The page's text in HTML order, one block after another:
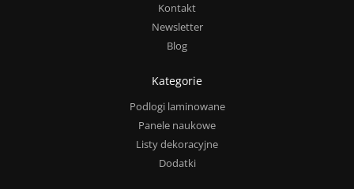
Kontakt
Newsletter
Blog
Kategorie
Podlogi laminowane
Panele naukowe
Listy dekoracyjne
Dodatki